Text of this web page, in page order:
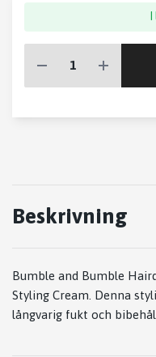
Beskrivning
Bumble and Bumble
Styling Cream. Denna
långvarig fukt och